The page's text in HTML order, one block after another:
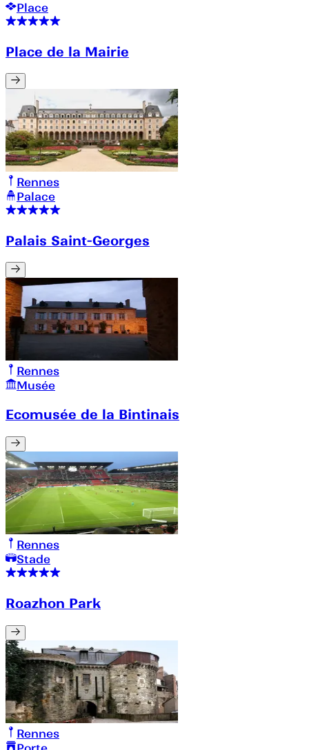
Place
Place de la Mairie
Rennes
Palace
Palais Saint-Georges
Rennes
Musée
Ecomusée de la Bintinais
Rennes
Stade
Roazhon Park
Rennes